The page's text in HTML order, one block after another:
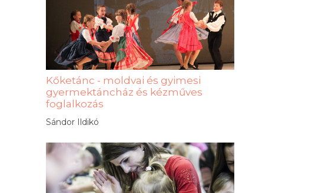
Kőketánc - moldvai és gyimesi
gyermektáncház és kézműves
foglalkozás
Sándor Ildikó